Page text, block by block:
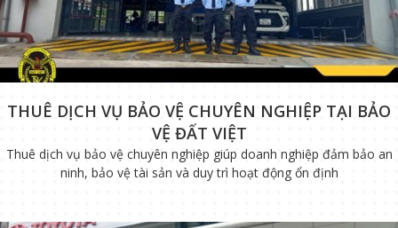
THUÊ DỊCH VỤ BẢO VỆ CHUYÊN NGHIỆP TẠI BẢO
VỆ ĐẤT VIỆT
Thuê dịch vụ bảo vệ chuyên nghiệp giúp doanh nghiệp đảm bảo an
ninh, bảo vệ tài sản và duy trì hoạt động ổn định